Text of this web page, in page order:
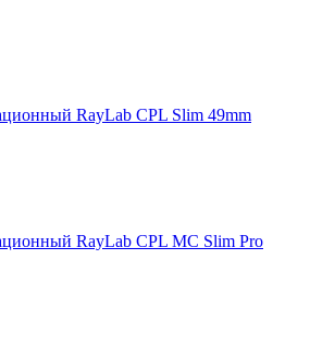
RayLab CPL Slim 49mm
RayLab CPL MC Slim Pro